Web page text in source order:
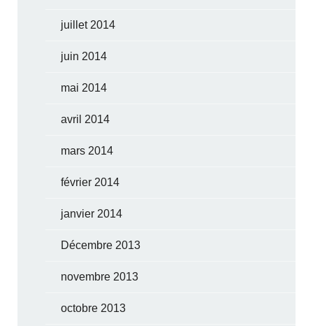
juillet 2014
juin 2014
mai 2014
avril 2014
mars 2014
février 2014
janvier 2014
Décembre 2013
novembre 2013
octobre 2013